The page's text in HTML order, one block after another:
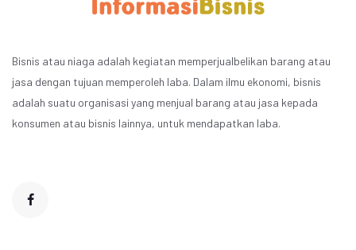
Bisnis atau niaga adalah kegiatan memperjualbelikan barang atau
jasa dengan tujuan memperoleh laba. Dalam ilmu ekonomi, bisnis
adalah suatu organisasi yang menjual barang atau jasa kepada
konsumen atau bisnis lainnya, untuk mendapatkan laba.